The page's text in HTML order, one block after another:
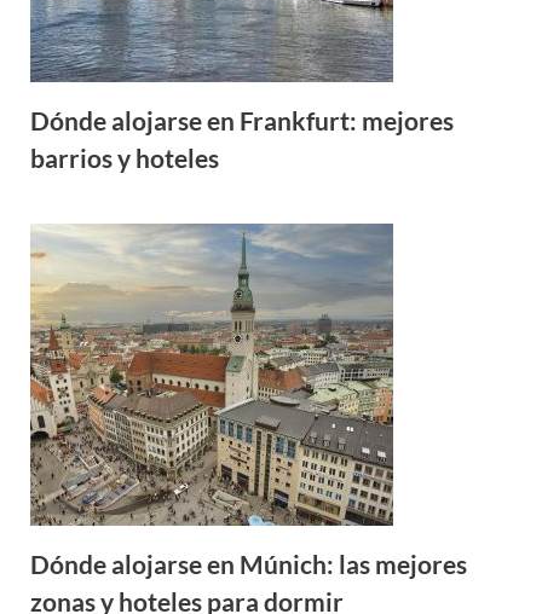
Dónde alojarse en Frankfurt: mejores
barrios y hoteles
Dónde alojarse en Múnich: las mejores
zonas y hoteles para dormir